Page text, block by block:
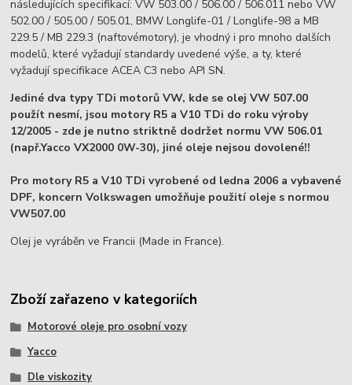
následujících specifikací: VW 503.00 / 506.00 / 506.011 nebo VW
502.00 / 505.00 / 505.01, BMW Longlife-01 / Longlife-98 a MB
229.5 / MB 229.3 (naftovémotory), je vhodný i pro mnoho dalších
modelů, které vyžadují standardy uvedené výše, a ty, které
vyžadují specifikace ACEA C3 nebo API SN.
Jediné dva typy TDi motorů VW, kde se olej VW 507.00
použít nesmí, jsou motory R5 a V10 TDi do roku výroby
12/2005 - zde je nutno striktně dodržet normu VW 506.01
(např.Yacco VX2000 0W-30), jiné oleje nejsou dovolené!!
Pro motory R5 a V10 TDi vyrobené od ledna 2006 a vybavené
DPF, koncern Volkswagen umožňuje použití oleje s normou
VW507.00
Olej je vyráběn ve Francii (Made in France).
Zboží zařazeno v kategoriích
Motorové oleje pro osobní vozy
Yacco
Dle viskozity